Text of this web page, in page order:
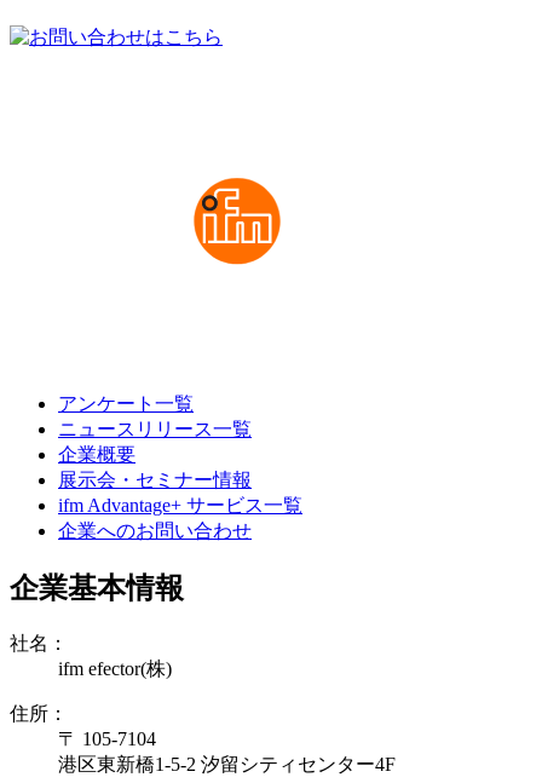
アンケート一覧
ニュースリリース一覧
企業概要
展示会・セミナー情報
ifm Advantage+ サービス一覧
企業へのお問い合わせ
企業基本情報
社名：
ifm efector(株)
住所：
〒 105-7104
港区東新橋1-5-2 汐留シティセンター4F